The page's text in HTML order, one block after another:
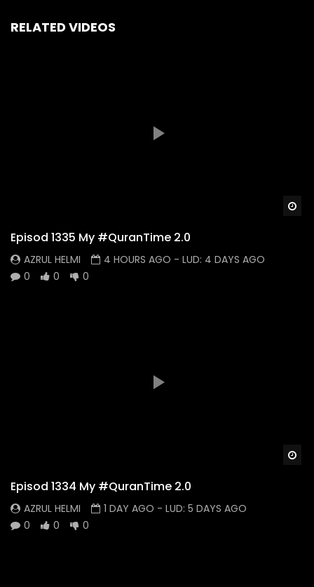
RELATED VIDEOS
Episod 1335 My #QuranTime 2.0
AZRUL HELMI 4 HOURS AGO - LUD: 4 DAYS AGO
0
0 0
Episod 1334 My #QuranTime 2.0
AZRUL HELMI 1 DAY AGO - LUD: 5 DAYS AGO
0
0 0